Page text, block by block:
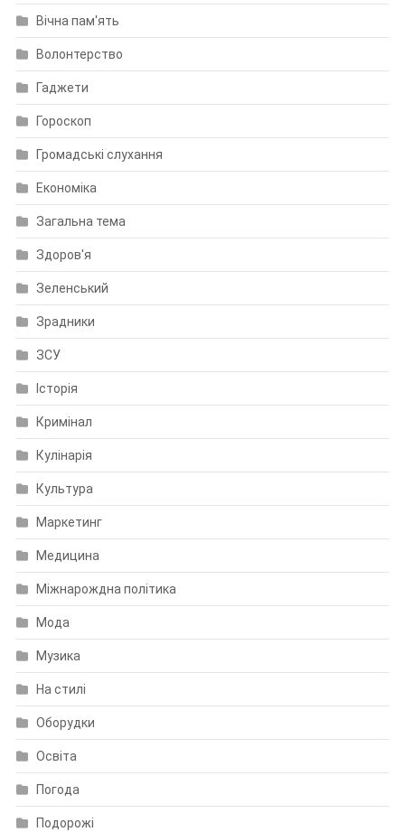
Вічна пам'ять
Волонтерство
Гаджети
Гороскоп
Громадські слухання
Економіка
Загальна тема
Здоров'я
Зеленський
Зрадники
ЗСУ
Історія
Кримінал
Кулінарія
Культура
Маркетинг
Медицина
Міжнарождна політика
Мода
Музика
На стилі
Оборудки
Освіта
Погода
Подорожі